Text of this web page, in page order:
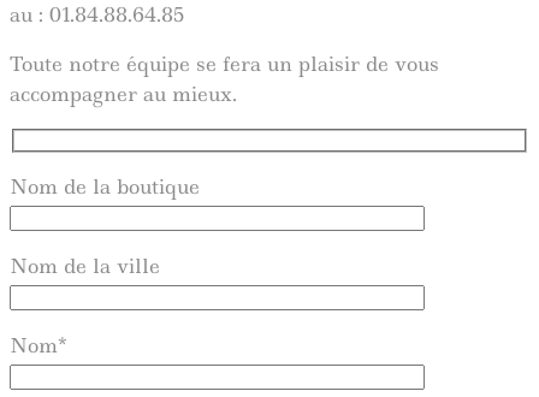
au : 01.84.88.64.85
Toute notre équipe se fera un plaisir de vous
accompagner au mieux.
Nom de la boutique
Nom de la ville
Nom*